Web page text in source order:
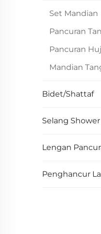
Set Mandian
Pancuran
Pancuran
Mandian
Bidet/Shattaf
Selang Shower
Lengan
Penghancur